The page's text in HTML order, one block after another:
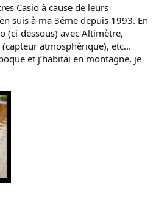
Casio à cause de leurs
suis à ma 3éme depuis 1993. En
(ci-dessous) avec Altimètre,
atmosphérique), etc...
et j’habitai en montagne, je